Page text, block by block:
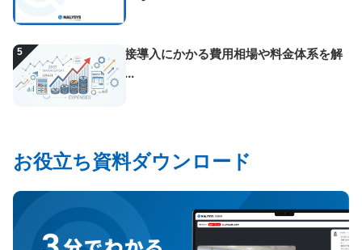
5
AI面接導入にかかる費用相場や料金体系を解
説！...
お役立ち資料ダウンロード